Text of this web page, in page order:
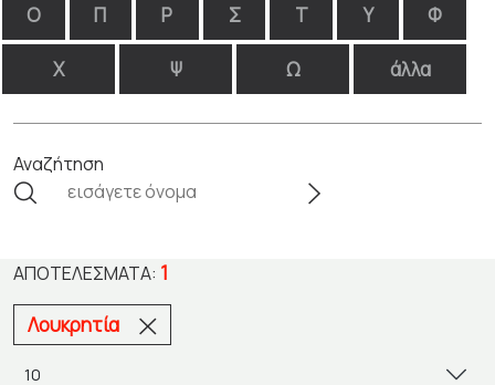
Ο Π Ρ Σ Τ Υ Φ
Χ Ψ Ω άλλα
Αναζήτηση
ΑΠΟΤΕΛΈΣΜΑΤΑ: 1
Λουκρητία